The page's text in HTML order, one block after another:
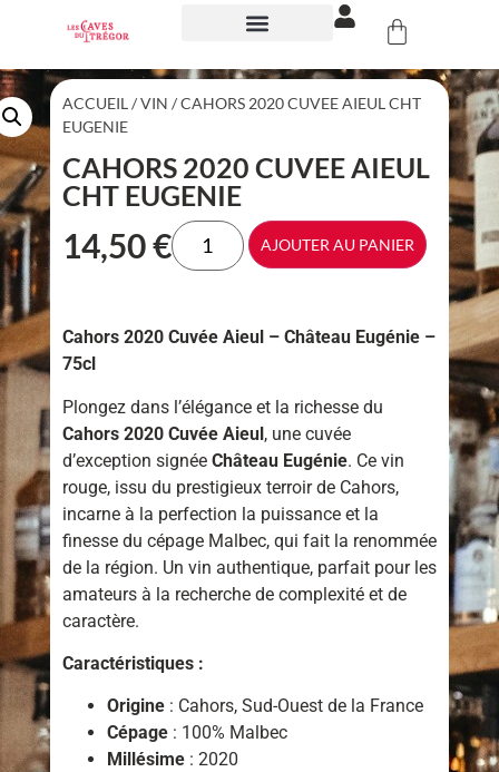
ACCUEIL /VIN / CAHORS 2020 CUVEE AIEUL CHT
EUGENIE
CAHORS 2020 CUVEE AIEUL
CHT EUGENIE
14,50€ AJOUTER AU PANIER
Cahors 2020 Cuvée Aieul – Château Eugénie –
75cl
Plongez dans l’élégance et la richesse du
Cahors 2020 Cuvée Aieul, une cuvée
d’exception signée Château Eugénie. Ce vin
rouge, issu du prestigieux terroir de Cahors,
incarne à la perfection la puissance et la
finesse du cépage Malbec, qui fait la renommée
de la région. Un vin authentique, parfait pour les
amateurs à la recherche de complexité et de
caractère.
Caractéristiques :
Origine: Cahors, Sud-Ouest de la France
Cépage: 100% Malbec
Millésime: 2020